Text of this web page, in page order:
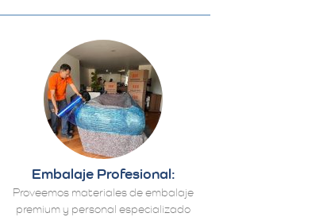
Embalaje Profesional:
Proveemos materiales de embalaje
premium y personal especializado